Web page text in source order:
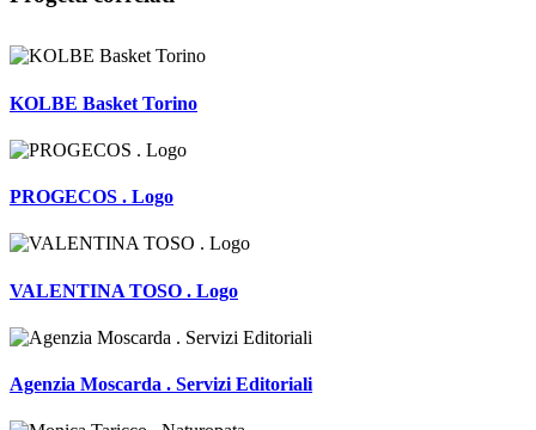
KOLBE Basket Torino
PROGECOS . Logo
VALENTINA TOSO . Logo
Agenzia Moscarda . Servizi Editoriali